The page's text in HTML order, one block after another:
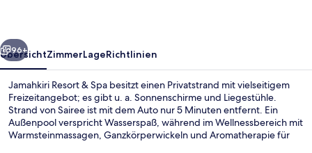
Weiter
96+
ÜbersichtZimmerLageRichtlinien
Jamahkiri Resort & Spa besitzt einen Privatstrand mit vielseitigem
Freizeitangebot; es gibt u. a. Sonnenschirme und Liegestühle.
Strand von Sairee ist mit dem Auto nur 5 Minuten entfernt. Ein
Außenpool verspricht Wasserspaß, während im Wellnessbereich mit
Warmsteinmassagen, Ganzkörperwickeln und Aromatherapie für